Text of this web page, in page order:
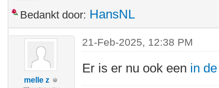
Bedankt door: HansNL
melle z
21-Feb-2025, 12:38 PM
Er is er nu ook een in